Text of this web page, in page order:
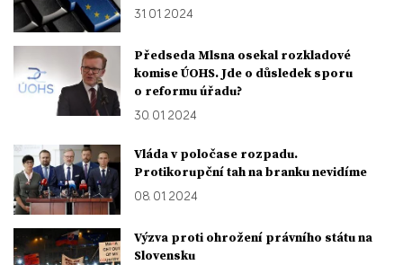
31. 01. 2024
Předseda Mlsna osekal rozkladové
komise ÚOHS. Jde o důsledek sporu
o reformu úřadu?
30. 01. 2024
Vláda v poločase rozpadu.
Protikorupční tah na branku nevidíme
08. 01. 2024
Výzva proti ohrožení právního státu na
Slovensku